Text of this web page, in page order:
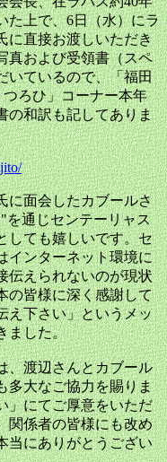
た上で、6日（水）にラ
に直接お渡しいただき
真および受領書（スペ
いているので、「福田
ろひ」コーナー本年
の和訳も記してありま
に面会したカブールさ
を通じセンテーリャス
しても嬉しいです。セ
インターネット環境に
伝えられないのが現状
の皆様に深く感謝して
え下さい」というメッ
ました。
、渡辺さんとカブール
多大なご協力を賜りま
」にてご厚意をいただ
関係者の皆様にも改め
当にありがとうござい